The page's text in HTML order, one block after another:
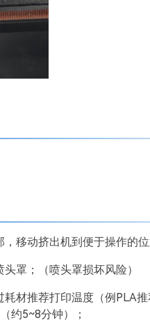
移动挤出机到便于操作的位
罩；（喷头罩损坏风险）
材推荐打印温度（例PLA
约5~8分钟）；